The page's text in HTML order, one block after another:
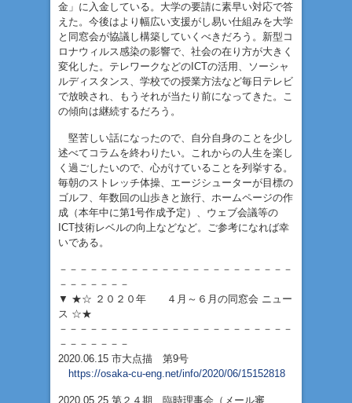
金」に入金している。大学の要請に素早い対応で答
えた。今後はより幅広い支援がし易い仕組みを大学
と同窓会が協議し構築していくべきだろう。新型コ
ロナウィルス感染の影響で、社会の在り方が大きく
変化した。テレワークなどのICTの活用、ソーシャ
ルディスタンス、学校での授業方法など毎日テレビ
で放映され、もうそれが当たり前になってきた。こ
の傾向は継続するだろう。
堅苦しい話になったので、自分自身のことを少し
述べてコラムを終わりたい。これからの人生を楽し
く過ごしたいので、心がけていることを列挙する。
毎朝のストレッチ体操、エージシューターが目標の
ゴルフ、年数回の山歩きと旅行、ホームページの作
成（本年中に第1号作成予定）、ウェブ会議等の
ICT技術レベルの向上などなど。ご参考になれば幸
いである。
－－－－－－－－－－－－－－－－－－－－－－－
－－－－－－－
▼ ★☆ ２０２０年 ４月～６月の同窓会 ニュー
ス ☆★
－－－－－－－－－－－－－－－－－－－－－－－
－－－－－－－
2020.06.15 市大点描 第9号
https://osaka-cu-eng.net/info/2020/06/15152818
2020.05.25 第２４期 臨時理事会（メール審